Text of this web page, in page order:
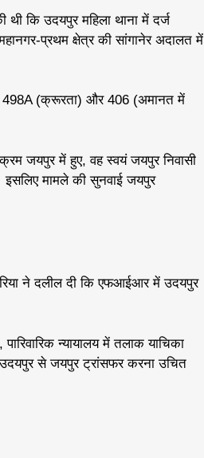
थी कि उदयपुर महिला थाना में दर्ज
प्रथम क्षेत्र की सांगानेर अदालत में
498A (क्रूरता) और 406 (अमानत में
जयपुर में हुए, वह स्वयं जयपुर निवासी
मामले की सुनवाई जयपुर
ने दलील दी कि एफआईआर में उदयपुर
न्यायालय में तलाक याचिका
से जयपुर ट्रांसफर करना उचित